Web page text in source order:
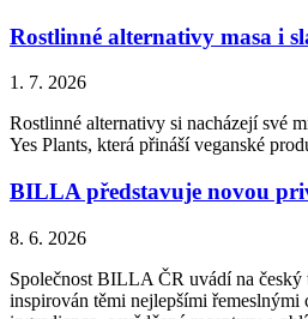
Rostlinné alternativy masa i
1. 7. 2026
Rostlinné alternativy si nacházejí své
Yes Plants, která přináší veganské
BILLA představuje novou
8. 6. 2026
Společnost BILLA ČR uvádí na
inspirován těmi nejlepšími řemeslnými